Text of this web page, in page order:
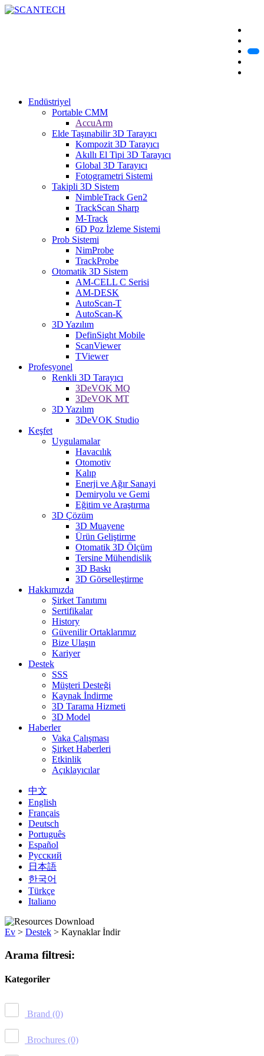
Endüstriyel
Portable CMM
AccuArm
Elde Taşınabilir 3D Tarayıcı
Kompozit 3D Tarayıcı
Akıllı El Tipi 3D Tarayıcı
Global 3D Tarayıcı
Fotogrametri Sistemi
Takipli 3D Sistem
NimbleTrack Gen2
TrackScan Sharp
M-Track
6D Poz İzleme Sistemi
Prob Sistemi
NimProbe
TrackProbe
Otomatik 3D Sistem
AM-CELL C Serisi
AM-DESK
AutoScan-T
AutoScan-K
3D Yazılım
DefinSight Mobile
ScanViewer
TViewer
Profesyonel
Renkli 3D Tarayıcı
3DeVOK MQ
3DeVOK MT
3D Yazılım
3DeVOK Studio
Keşfet
Uygulamalar
Havacılık
Otomotiv
Kalıp
Enerji ve Ağır Sanayi
Demiryolu ve Gemi
Eğitim ve Araştırma
3D Çözüm
3D Muayene
Ürün Geliştirme
Otomatik 3D Ölçüm
Tersine Mühendislik
3D Baskı
3D Görselleştirme
Hakkımızda
Şirket Tanıtımı
Sertifikalar
History
Güvenilir Ortaklarımız
Bize Ulaşın
Kariyer
Destek
SSS
Müşteri Desteği
Kaynak İndirme
3D Tarama Hizmeti
3D Model
Haberler
Vaka Çalışması
Şirket Haberleri
Etkinlik
Açıklayıcılar
中文
English
Français
Deutsch
Português
Español
Русский
日本語
한국어
Türkçe
Italiano
Ev > Destek > Kaynaklar İndir
Arama filtresi:
Kategoriler
Brand (0)
Brochures (0)